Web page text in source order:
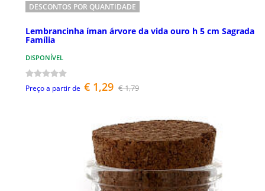
DESCONTOS POR QUANTIDADE
Lembrancinha íman árvore da vida ouro h 5 cm Sagrada
Família
DISPONÍVEL
Preço a partir de € 1,29 € 1,79